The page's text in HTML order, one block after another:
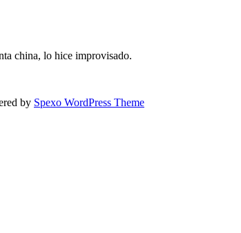
china, lo hice improvisado.
by Spexo WordPress Theme